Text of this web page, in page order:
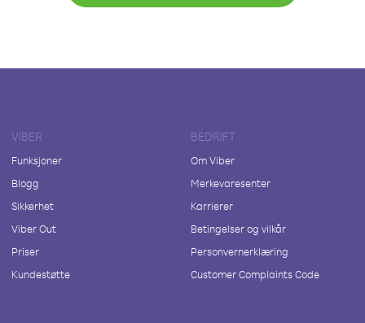
VIBER
Funksjoner
Blogg
Sikkerhet
Viber Out
Priser
Kundestøtte
BEDRIFT
Om Viber
Merkevaresenter
Karrierer
Betingelser og vilkår
Personvernerklæring
Customer Complaints Code